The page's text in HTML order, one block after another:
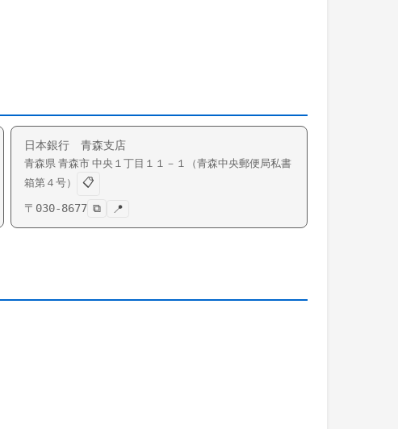
日本銀行 青森支店
青森県 青森市 中央 １丁目１１－１（青森中央郵便局私書
箱第４号）
📋
〒 030-8677 ⧉ 📍